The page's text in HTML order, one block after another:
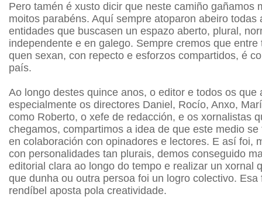
Pero tamén é xusto dicir que neste camiño gañamos
moitos parabéns. Aquí sempre atoparon abeiro todas
entidades que buscasen un espazo aberto, plural,
independente e en galego. Sempre cremos que entre
quen sexan, con repecto e esforzos compartidos, é
país.
Ao longo destes quince anos, o editor e todos os que
especialmente os directores Daniel, Rocío, Anxo,
como Roberto, o xefe de redacción, e os xornalistas
chegamos, compartimos a idea de que este medio
en colaboración con opinadores e lectores. E así foi,
con personalidades tan plurais, demos conseguido
editorial clara ao longo do tempo e realizar un xornal
que dunha ou outra persoa foi un logro colectivo. Esa
rendíbel aposta pola creatividade.